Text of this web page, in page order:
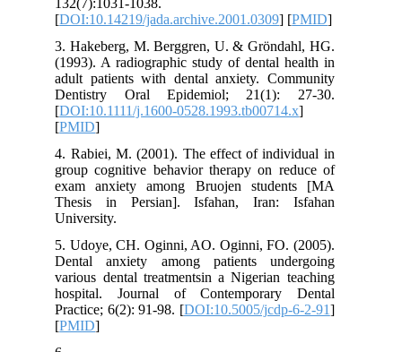
132(7):1031-1038.
[DOI:10.14219/jada.archive.2001.0309] [PMID
3. Hakeberg, M. Berggren, U. & Gröndahl, HG.
(1993). A radiographic study of dental health in
adult patients with dental anxiety. Community
Dentistry Oral Epidemiol; 21(1): 27-30.
[DOI:10.1111/j.1600-0528.1993.tb00714.x
[PMID
4. Rabiei, M. (2001). The effect of individual in
group cognitive behavior therapy on reduce of
exam anxiety among Bruojen students [MA
Thesis in Persian]. Isfahan, Iran: Isfahan
University.
5. Udoye, CH. Oginni, AO. Oginni, FO. (2005).
Dental anxiety among patients undergoing
various dental treatmentsin a Nigerian teaching
hospital. Journal of Contemporary Dental
Practice; 6(2): 91-98. [DOI:10.5005/jcdp-6-2-91
[PMID